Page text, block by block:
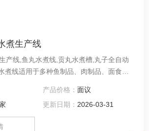
煮生产线
产线,鱼丸水煮线,贡丸水煮槽,丸子全自动
煮线适用于多种鱼制品、肉制品、面食等
工过程的各个环节的实时情况； 2可输入
位动作均可根据工艺设定自动调节； 3送
蒸煮温度时间根据设定值自动调整，控
产品价格： 面议
更新日期： 2026-03-31